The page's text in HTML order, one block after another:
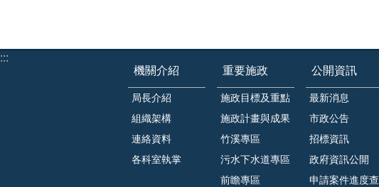
:::
機關介紹
局長介紹
組織架構
連絡資料
各科室執掌
重要施政
施政目標及重點
施政計畫與成果
竹溪專區
污水下水道專區
前瞻專區
公開資訊
最新消息
市政公告
招標資訊
政府資訊公開
申請案件進度查